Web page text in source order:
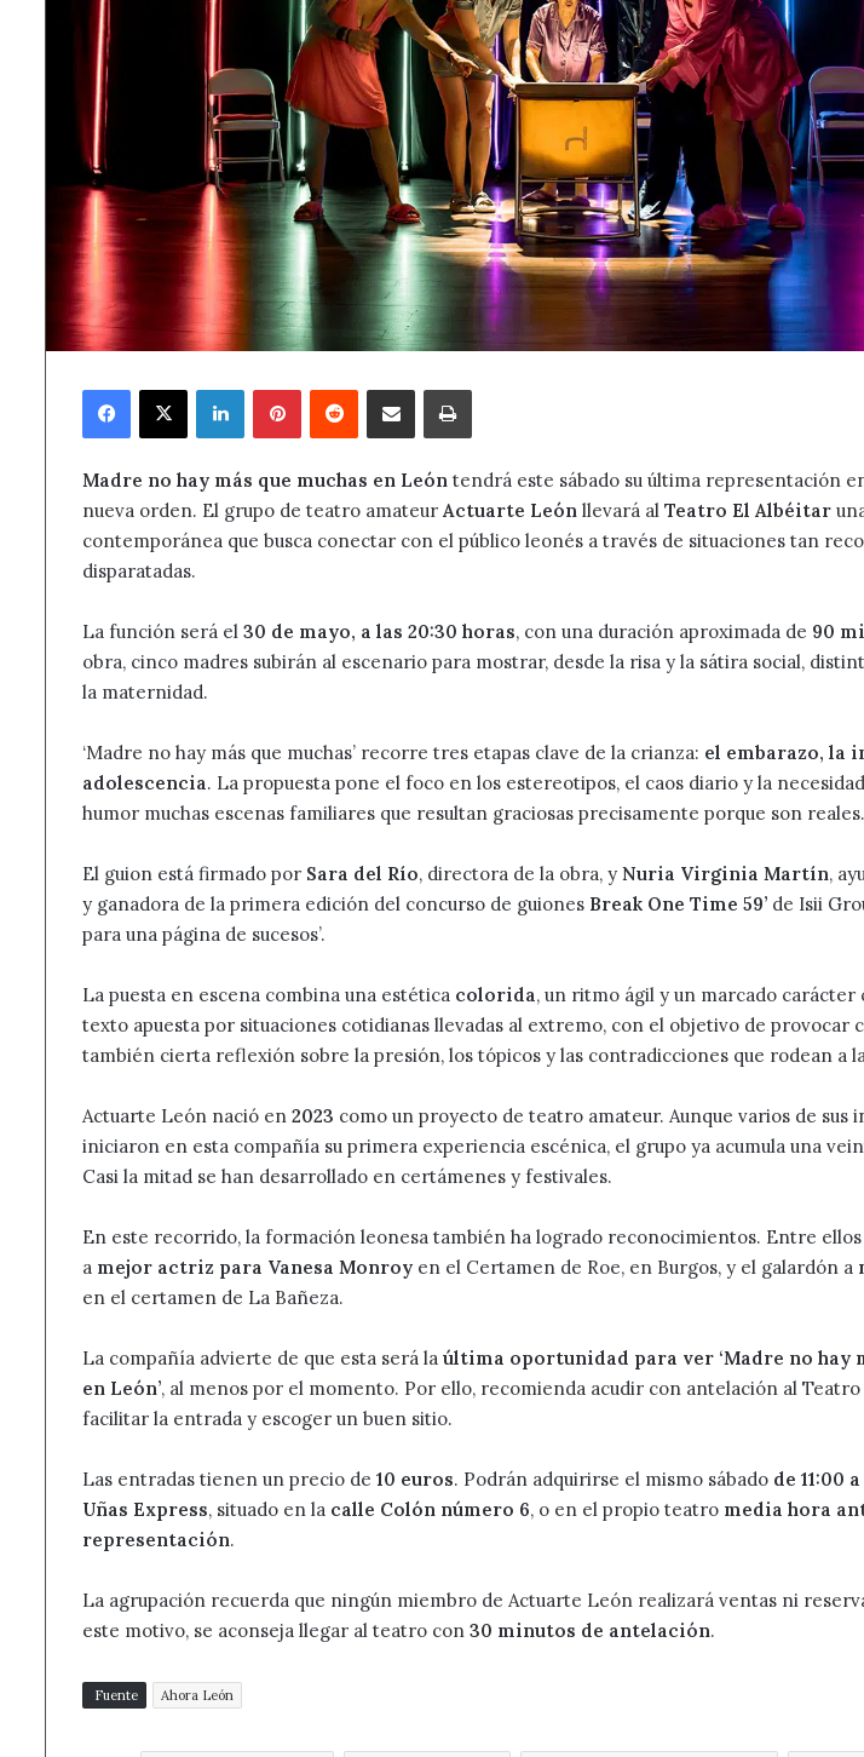
Facebook
X LinkedInPinterestReddit Compartir por correo electrónicoImprimir
Madre no hay más que muchas en León tendrá este sábado su última representación
nueva orden. El grupo de teatro amateur Actuarte León llevará al Teatro El Albéitar
contemporánea que busca conectar con el público leonés a través de situaciones tan
disparatadas.
La función será el 30 de mayo, a las 20:30 horas, con una duración aproximada de 90
obra, cinco madres subirán al escenario para mostrar, desde la risa y la sátira social,
la maternidad.
‘Madre no hay más que muchas’ recorre tres etapas clave de la crianza: el embarazo, la
adolescencia. La propuesta pone el foco en los estereotipos, el caos diario y la
humor muchas escenas familiares que resultan graciosas precisamente porque son reales.
El guion está firmado por Sara del Río, directora de la obra, y Nuria Virginia Martín,
y ganadora de la primera edición del concurso de guiones Break One Time 59’ de Isii
para una página de sucesos’.
La puesta en escena combina una estética colorida, un ritmo ágil y un marcado carácter
texto apuesta por situaciones cotidianas llevadas al extremo, con el objetivo de provocar
también cierta reflexión sobre la presión, los tópicos y las contradicciones que rodean a
Actuarte León nació en 2023 como un proyecto de teatro amateur. Aunque varios de sus
iniciaron en esta compañía su primera experiencia escénica, el grupo ya acumula una
Casi la mitad se han desarrollado en certámenes y festivales.
En este recorrido, la formación leonesa también ha logrado reconocimientos. Entre
a mejor actriz para Vanesa Monroy en el Certamen de Roe, en Burgos, y el galardón a
en el certamen de La Bañeza.
La compañía advierte de que esta será la última oportunidad para ver ‘Madre no hay
en León’, al menos por el momento. Por ello, recomienda acudir con antelación al
facilitar la entrada y escoger un buen sitio.
Las entradas tienen un precio de 10 euros. Podrán adquirirse el mismo sábado de 11:00
Uñas Express, situado en la calle Colón número 6, o en el propio teatro media hora
representación.
La agrupación recuerda que ningún miembro de Actuarte León realizará ventas ni
este motivo, se aconseja llegar al teatro con 30 minutos de antelación.
Fuente Ahora León